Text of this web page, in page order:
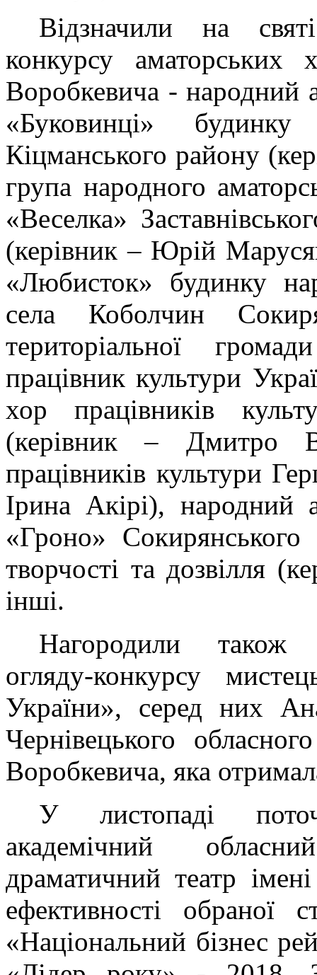
Відзначили на
конкурсу аматорських
Воробкевича - народний
«Буковинці»
Кіцманського району
група народного
«Веселка»
(керівник – Юрій
«Любисток» будинку
села Коболчин
територіальної
працівник культури
хор працівників
(керівник – Дмитро
працівників культури
Ірина Акірі), народний
«Гроно»
творчості та дозвілля
інші.
Нагородили також
огляду-конкурсу
України», серед них
Чернівецького
Воробкевича, яка
У листопаді
академічний
драматичний театр
ефективності обраної
«Національний бізнес